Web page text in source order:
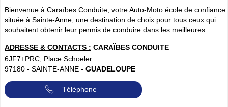
Bienvenue à Caraïbes Conduite, votre Auto-Moto école de confiance
située à Sainte-Anne, une destination de choix pour tous ceux qui
souhaitent obtenir leur permis de conduire dans les meilleures ...
ADRESSE & CONTACTS : CARAÏBES CONDUITE
6JF7+PRC, Place Schoeler
97180 - SAINTE-ANNE - GUADELOUPE
Téléphone